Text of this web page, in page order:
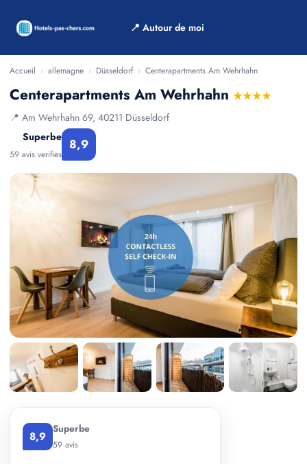
📍 Autour de moi
Accueil › allemagne › Düsseldorf › Centerapartments Am Wehrhahn
Centerapartments Am Wehrhahn ★★★★
📍 Am Wehrhahn 69, 40211 Düsseldorf
Superbe
59 avis verifies
8,9
8,9 Superbe
59 avis